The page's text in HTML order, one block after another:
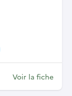
Voir la fiche